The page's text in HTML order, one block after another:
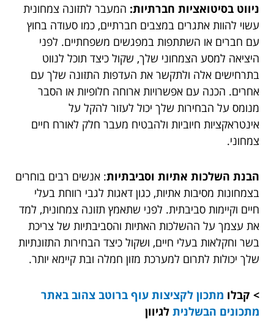
ניווט בסיטואציות חברתיות: המעבר לתזונה צמחונית
עשוי להוות אתגרים במצבים חברתיים, כמו סעודה בחוץ
עם חברים או השתתפות במפגשים משפחתיים. לפני
היציאה למסע הצמחוני שלך, שקול כיצד תוכל לנווט
בתרחישים אלה ולתקשר את העדפות התזונה שלך עם
אחרים. הכנה עם אפשרויות ארוחה חלופיות או הסבר
מנומס על הבחירות שלך יכול לעזור להקל על
אינטראקציות חיוביות ולהבטיח מעבר חלק לאורח חיים
צמחוני.
הבנת השלכות אתיות וסביבתיות: אנשים רבים בוחרים
בצמחונות מסיבות אתיות, כגון דאגות לגבי רווחת בעלי
חיים וקיימות סביבתית. לפני שתאמץ תזונה צמחונית, למד
את עצמך על ההשלכות האתיות והסביבתיות של צריכת
בשר וחקלאות בעלי חיים, ושקול כיצד הבחירות התזונתיות
שלך יכולות לתרום למערכת מזון חמלה ובת קיימא יותר.
> קבלו מתכון לקציצות עוף ברוטב צהוב באתר
מתכונים הבשלנית לגיוון